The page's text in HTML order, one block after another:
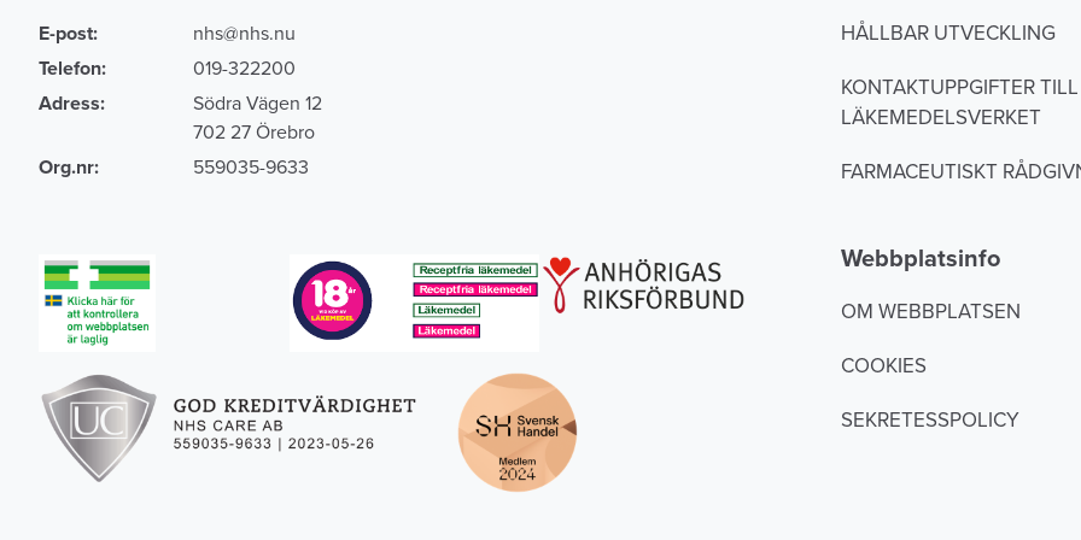
E-post:
nhs@nhs.nu
Telefon:
019-322200
Adress:
Södra Vägen 12
702 27 Örebro
Org.nr:
559035-9633
HÅLLBAR UTVECKLING
KONTAKTUPPGIFTER TILL
LÄKEMEDELSVERKET
FARMACEUTISKT
Webbplatsinfo
OM WEBBPLATSEN
COOKIES
SEKRETESSPOLICY